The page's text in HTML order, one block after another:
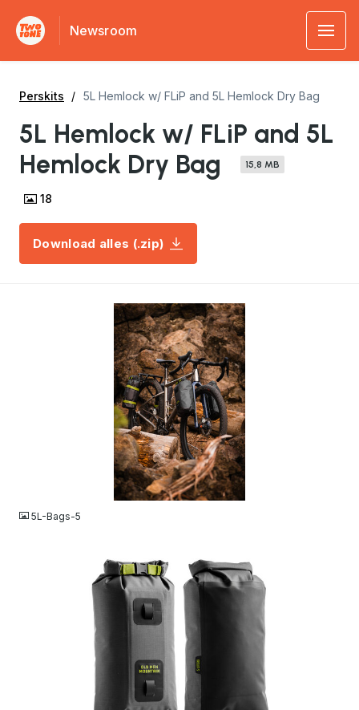
Newsroom
Perskits 5L Hemlock w/ FLiP and 5L Hemlock Dry Bag
5L Hemlock w/ FLiP and 5L
Hemlock Dry Bag
15,8 MB
18
Download alles (.zip)
5L-Bags-5